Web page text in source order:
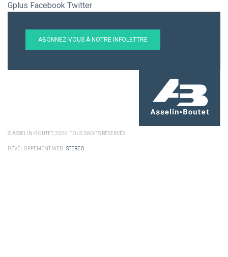
Gplus Facebook Twitter
ABONNEZ-VOUS À NOTRE INFOLETTRE
© ASSELIN-BOUTET, 2026. TOUS DROITS RÉSERVÉS.
DÉVELOPPEMENT WEB :STEREO